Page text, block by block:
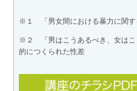
※１ 「男女間における暴力に関す
※２ 「男はこうあるべき、女はこ
的につくられた性差